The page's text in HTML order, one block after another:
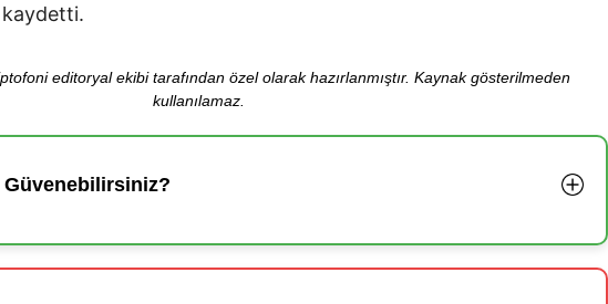
kaydetti.
editoryal ekibi tarafından özel olarak hazırlanmıştır. Kaynak gösterilmeden
kullanılamaz.
Güvenebilirsiniz?